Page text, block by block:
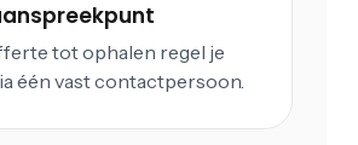
tot ophalen regel je
één vast contactpersoon.